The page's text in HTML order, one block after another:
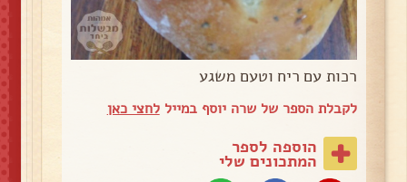
רכות עם ריח וטעם משגע
לקבלת הספר של שרה יוסף במייללחצי כאן
הוספה לספר
המתכונים שלי